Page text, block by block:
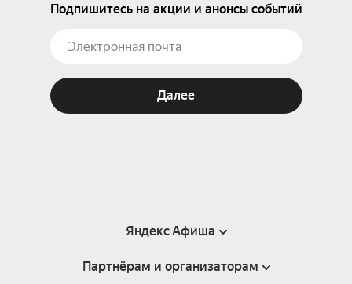
Подпишитесь на акции и анонсы событий
Далее
Яндекс Афиша
Справка
Партнёрам и организаторам